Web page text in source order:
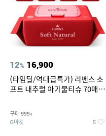
12% 16,900
(타임딜/역대급특가) 리벤스 소
프트 내추럴 아기물티슈 70매
구매 999+
G마켓 5